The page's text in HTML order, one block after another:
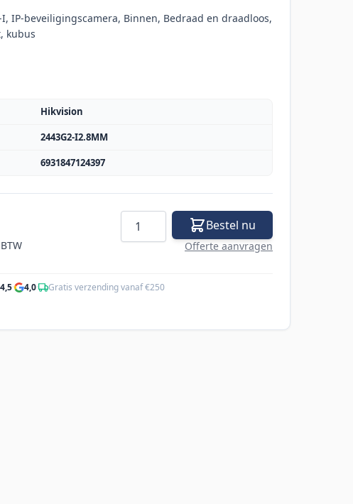
I, IP-beveiligingscamera, Binnen, Bedraad en draadloos,
kubus
Hikvision
2443G2-I2.8MM
6931847124397
Aantal Bestel nu
Offerte aanvragen
4,5· 4,0· Gratis verzending vanaf €250